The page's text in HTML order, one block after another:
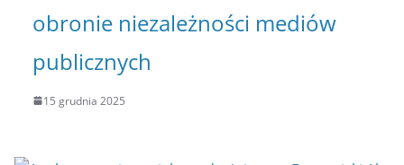
obronie niezależności mediów
publicznych
15 grudnia 2025